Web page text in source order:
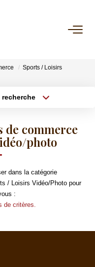
LOCATIF
Sports / Loisirs
min
de commerce
photo
dans la catégorie
/ Loisirs Vidéo/Photo pour
:
de critères.